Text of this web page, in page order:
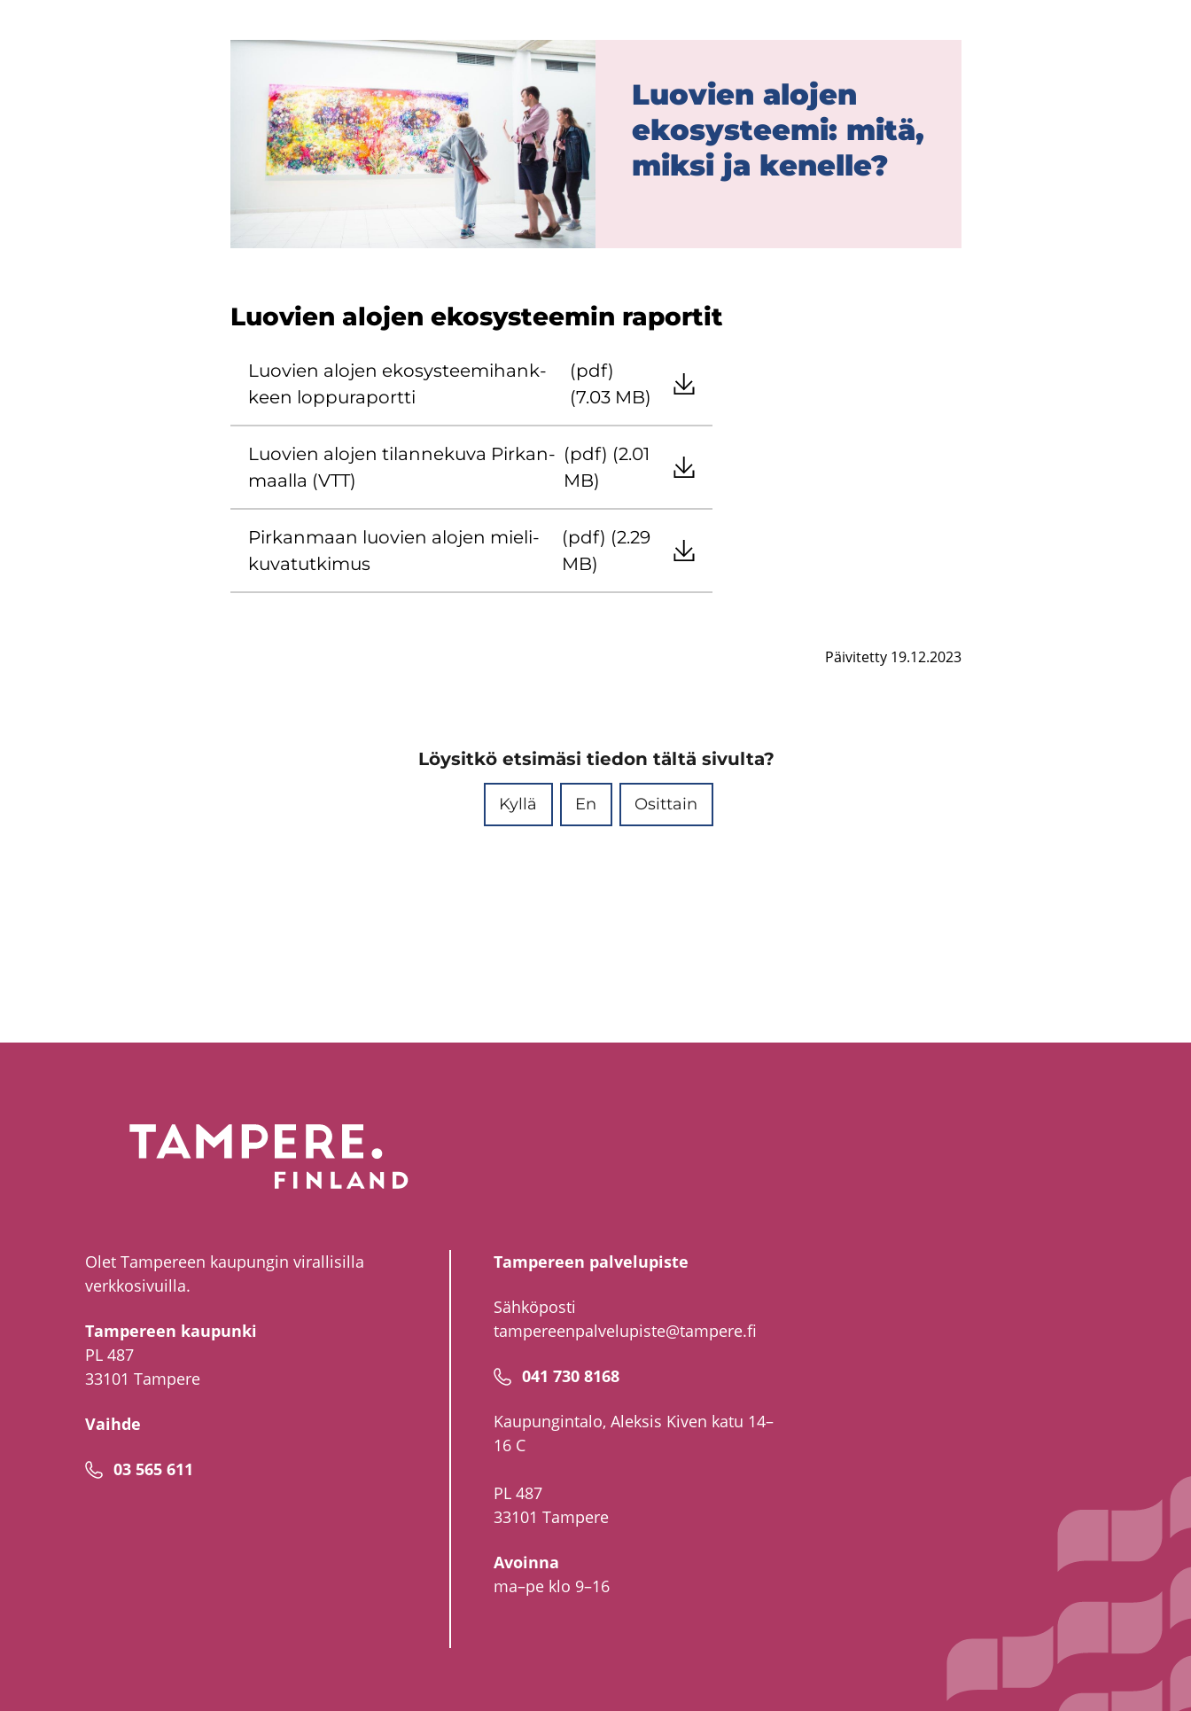
Luo­vien alo­jen
eko­sys­tee­mi: mitä,
miksi ja ke­nel­le?
Luo­vien alo­jen eko­sys­tee­min ra­por­tit
Luo­vien alo­jen eko­sys­tee­mi­hank­
keen lop­pu­ra­port­ti
(pdf)
(7.03 MB)
Luo­vien alo­jen ti­lan­ne­ku­va Pir­kan­
maal­la (VTT)
(pdf) (2.01
MB)
Pir­kan­maan luo­vien alo­jen mie­li­
ku­va­tut­ki­mus
(pdf) (2.29
MB)
Päivitetty 19.12.2023
Löysitkö etsimäsi tiedon tältä sivulta?
Kyllä En Osittain
Olet Tampereen kaupungin virallisilla
verkkosivuilla.
Tampereen kaupunki
PL 487
33101 Tampere
Vaihde
Puhelinnumero
03 565 611
Tampereen palvelupiste
Sähköposti
tampereenpalvelupiste@tampere.fi
Puhelinnumero
041 730 8168
Kaupungintalo, Aleksis Kiven katu 14–
16 C
PL 487
33101 Tampere
Avoinna
ma–pe klo 9–16